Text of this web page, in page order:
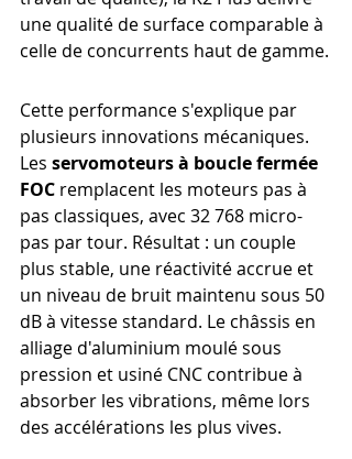
une qualité de surface comparable à
celle de concurrents haut de gamme.
Cette performance s'explique par
plusieurs innovations mécaniques.
Les servomoteurs à boucle fermée
FOC remplacent les moteurs pas à
pas classiques, avec 32 768 micro-
pas par tour. Résultat : un couple
plus stable, une réactivité accrue et
un niveau de bruit maintenu sous 50
dB à vitesse standard. Le châssis en
alliage d'aluminium moulé sous
pression et usiné CNC contribue à
absorber les vibrations, même lors
des accélérations les plus vives.